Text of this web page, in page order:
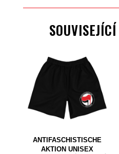
ANTIFASCHISTISCHE
AKTION UNISEX